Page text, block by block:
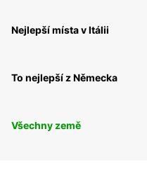
Nejlepší místa v Itálii
To nejlepší z Německa
Všechny země